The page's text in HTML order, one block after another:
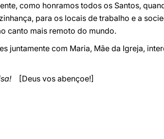
como honramos todos os Santos,
para os locais de trabalho e a
canto mais remoto do mundo.
juntamente com Maria, Mãe da Igreja,
[Deus vos abençoe!]